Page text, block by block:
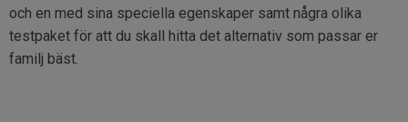
och en med sina speciella egenskaper samt några olika
testpaket för att du skall hitta det alternativ som passar er
familj bäst.